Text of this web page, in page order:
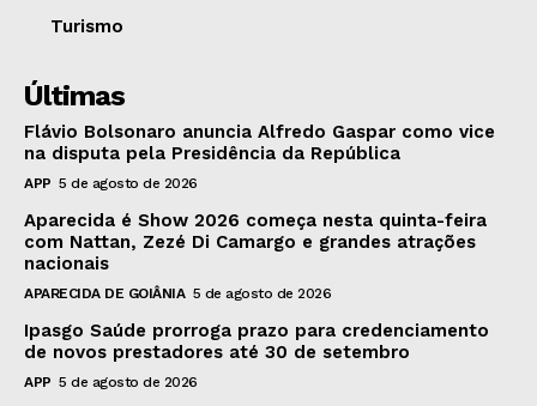
Turismo
Últimas
Flávio Bolsonaro anuncia Alfredo Gaspar como vice
na disputa pela Presidência da República
APP 5 de agosto de 2026
Aparecida é Show 2026 começa nesta quinta-feira
com Nattan, Zezé Di Camargo e grandes atrações
nacionais
APARECIDA DE GOIÂNIA 5 de agosto de 2026
Ipasgo Saúde prorroga prazo para credenciamento
de novos prestadores até 30 de setembro
APP 5 de agosto de 2026